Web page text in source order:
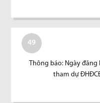
49
Thông báo: Ngày
tham dự